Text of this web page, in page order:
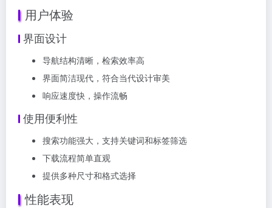
用户体验
界面设计
导航结构清晰，检索效率高
界面简洁现代，符合当代设计审美
响应速度快，操作流畅
使用便利性
搜索功能强大，支持关键词和标签筛选
下载流程简单直观
提供多种尺寸和格式选择
性能表现